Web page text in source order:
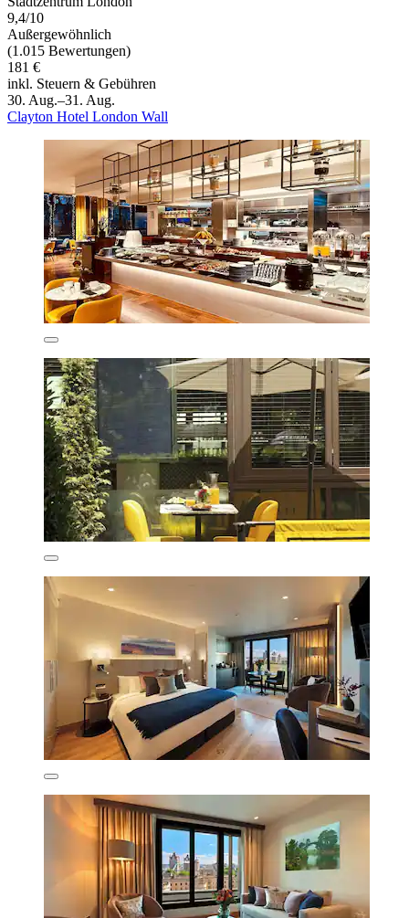
9,4/10
Außergewöhnlich
(1.015 Bewertungen)
181 €
inkl. Steuern & Gebühren
30. Aug.–31. Aug.
Clayton Hotel London Wall